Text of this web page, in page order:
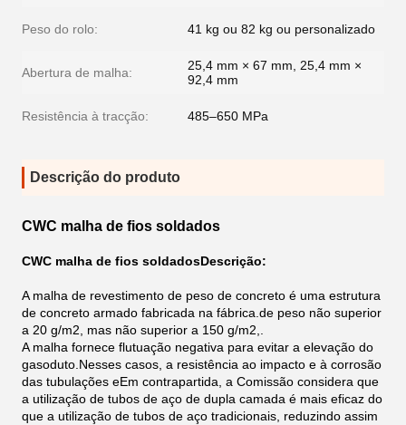
Peso do rolo: 41 kg ou 82 kg ou personalizado
Abertura de malha:
25,4 mm × 67 mm, 25,4 mm ×
92,4 mm
Resistência à tracção: 485–650 MPa
Descrição do produto
CWC malha de fios soldados
CWC malha de fios soldadosDescrição:
A malha de revestimento de peso de concreto é uma estrutura
de concreto armado fabricada na fábrica.de peso não superior
a 20 g/m2, mas não superior a 150 g/m2,.
A malha fornece flutuação negativa para evitar a elevação do
gasoduto.Nesses casos, a resistência ao impacto e à corrosão
das tubulações eEm contrapartida, a Comissão considera que
a utilização de tubos de aço de dupla camada é mais eficaz do
que a utilização de tubos de aço tradicionais, reduzindo assim